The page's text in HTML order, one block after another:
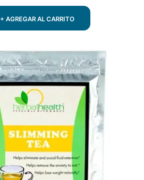
original
era:
$100.
actual
es:
$69.
+ AGREGAR AL CARRITO